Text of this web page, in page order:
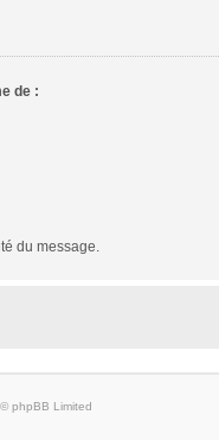
de :
du message.
phpBB Limited